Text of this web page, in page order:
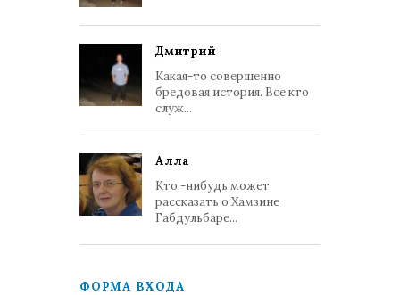
Дмитрий
Какая-то совершенно
бредовая история. Все кто
служ...
Алла
Кто -нибудь может
рассказать о Хамзине
Габдульбаре...
ФОРМА ВХОДА